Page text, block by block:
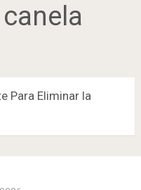
Para Eliminar la